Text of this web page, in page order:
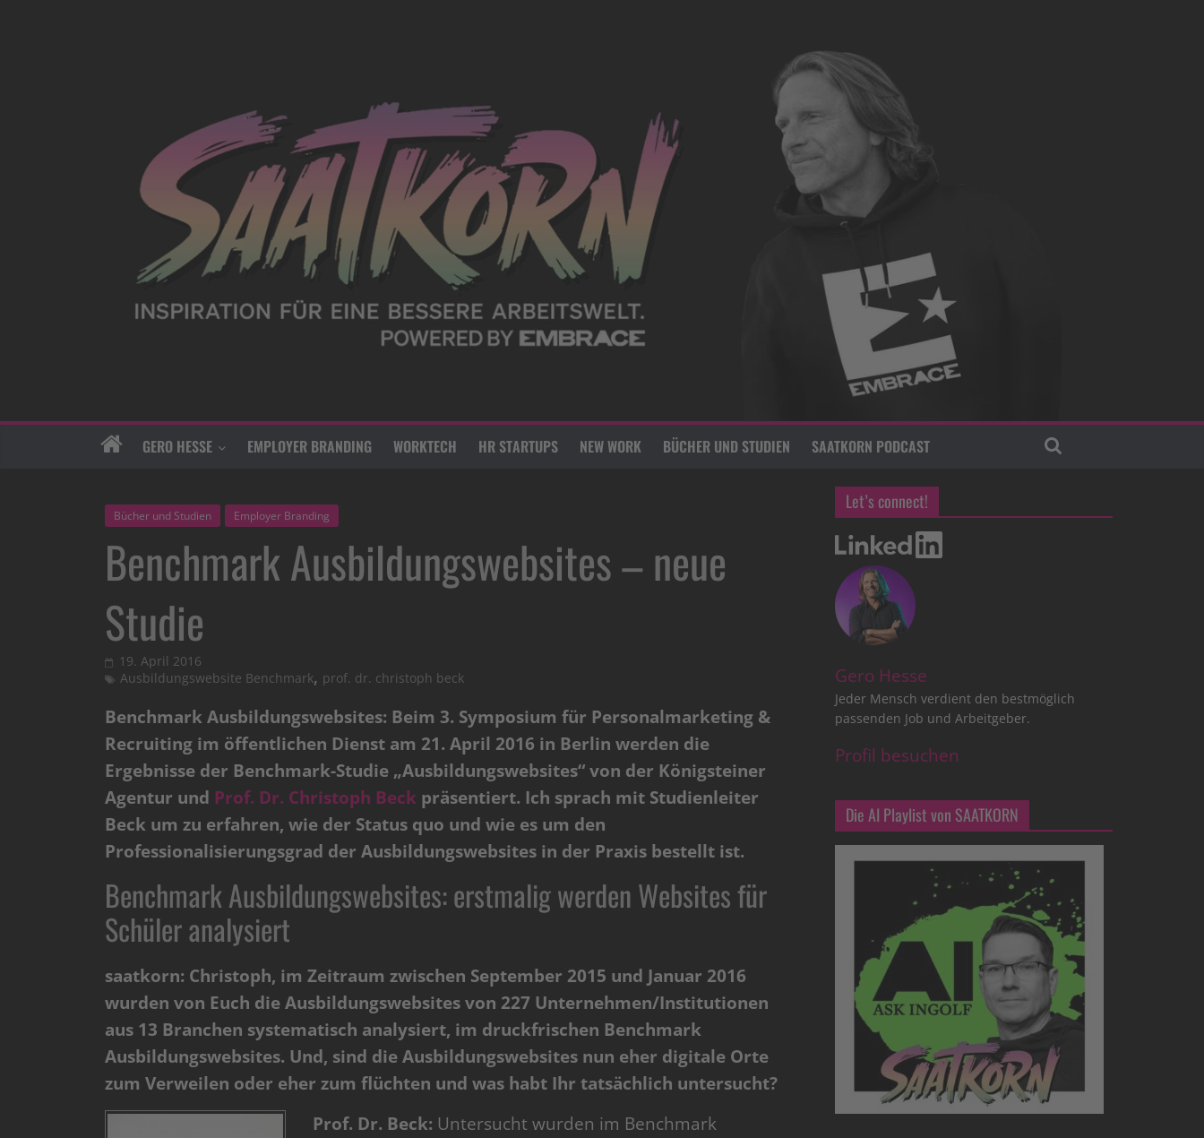
GERO HESSE EMPLOYER BRANDING WORKTECH HR STARTUPS NEW WORK BÜCHER UND STUDIEN SAATKORN PODCAST
Bücher und Studien Employer Branding
Benchmark Ausbildungswebsites – neue
Studie
19. April 2016
Ausbildungswebsite Benchmark, prof. dr. christoph beck
Benchmark Ausbildungswebsites: Beim 3. Symposium für Personalmarketing &
Recruiting im öffentlichen Dienst am 21. April 2016 in Berlin werden die
Ergebnisse der Benchmark-Studie „Ausbildungswebsites“ von der Königsteiner
Agentur und Prof. Dr. Christoph Beck präsentiert. Ich sprach mit Studienleiter
Beck um zu erfahren, wie der Status quo und wie es um den
Professionalisierungsgrad der Ausbildungswebsites in der Praxis bestellt ist.
Benchmark Ausbildungswebsites: erstmalig werden Websites für
Schüler analysiert
saatkorn: Christoph, im Zeitraum zwischen September 2015 und Januar 2016
wurden von Euch die Ausbildungswebsites von 227 Unternehmen/Institutionen
aus 13 Branchen systematisch analysiert, im druckfrischen Benchmark
Ausbildungswebsites. Und, sind die Ausbildungswebsites nun eher digitale Orte
zum Verweilen oder eher zum flüchten und was habt Ihr tatsächlich untersucht?
Prof. Dr. Beck: Untersucht wurden im Benchmark
Let’s connect!
Gero Hesse
Jeder Mensch verdient den bestmöglich
passenden Job und Arbeitgeber.
Profil besuchen
Die AI Playlist von SAATKORN